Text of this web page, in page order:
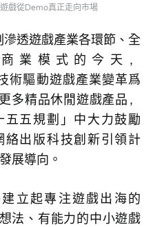
戲從Demo真正走向市場
透遊戲產業各環節、全
業模式的今天，
術驅動遊戲產業變革爲
多精品休閒遊戲產品，
五規劃」中大力鼓勵
絡出版科技創新引領計
展導向。
建立起專注遊戲出海的
法、有能力的中小遊戲